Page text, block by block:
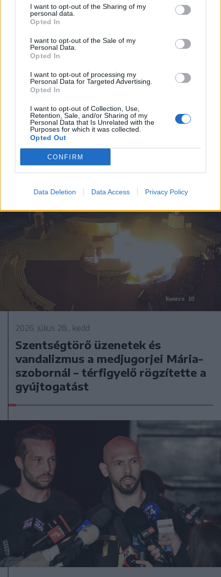
I want to opt-out of the Sharing of my
personal data.
Opted In
I want to opt-out of the Sale of my
Personal Data.
Opted In
I want to opt-out of processing my
Personal Data for Targeted Advertising.
Opted In
I want to opt-out of Collection, Use,
Retention, Sale, and/or Sharing of my
Personal Data that Is Unrelated with the
Purposes for which it was collected.
Opted Out
CONFIRM
Data Deletion Data Access Privacy Policy
2026. július 31., péntek
tízezer határsértő jutott be a
spanyol városba Marokkó felől
2026. július 28., kedd
Szentségtörő üzenetek és
vandalizmus a medjugorjei Mária-
szobornál – térfigyelő rögzítette a
gyújtogatást